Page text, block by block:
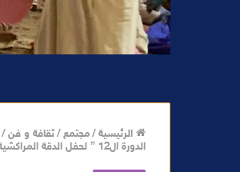
الرئيسية/مجتمع/ثقافة و فن/
الدورة ال12 ” لحفل الدقة المراكشية بحضور “الدقايقية الكبار «